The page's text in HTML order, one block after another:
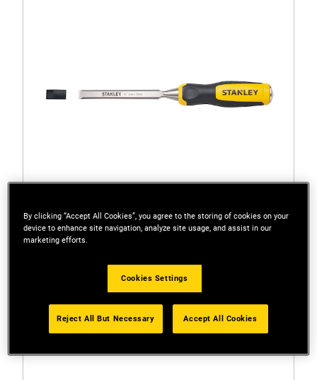
Formão para madeira 3/4" 19mm
By clicking “Accept All Cookies”, you agree to the storing of cookies on your
device to enhance site navigation, analyze site usage, and assist in our
marketing efforts.
Cookies Settings
Reject All But Necessary Accept All Cookies